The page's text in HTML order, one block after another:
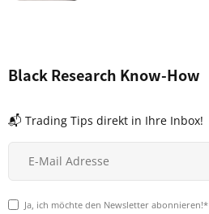
Black Research Know-How
📬 Trading Tips direkt in Ihre Inbox!
Ja, ich möchte den Newsletter abonnieren!*